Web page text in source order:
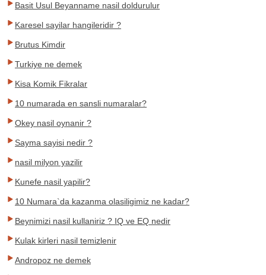
Basit Usul Beyanname nasil doldurulur
Karesel sayilar hangileridir ?
Brutus Kimdir
Turkiye ne demek
Kisa Komik Fikralar
10 numarada en sansli numaralar?
Okey nasil oynanir ?
Sayma sayisi nedir ?
nasil milyon yazilir
Kunefe nasil yapilir?
10 Numara`da kazanma olasiligimiz ne kadar?
Beynimizi nasil kullaniriz ? IQ ve EQ nedir
Kulak kirleri nasil temizlenir
Andropoz ne demek